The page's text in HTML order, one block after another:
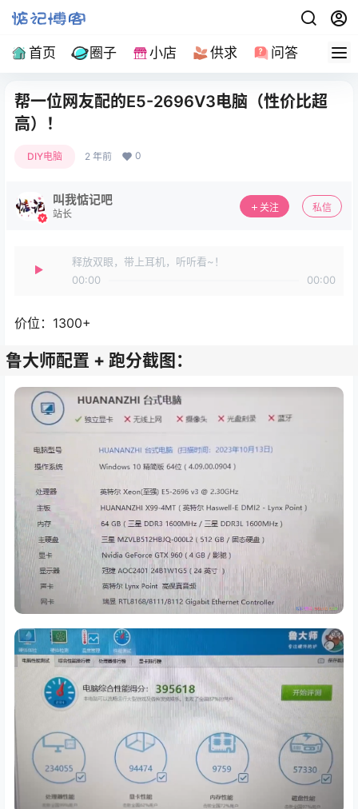
首页 圈子 小店 供求 问答 导航
帮一位网友配的E5-2696V3电脑（性价比超
高）！
DIY电脑 2 年前 0
叫我惦记吧
站长
关注 私信
释放双眼，带上耳机，听听看~！
00:00
00:00
价位：1300+
鲁大师配置 + 跑分截图：